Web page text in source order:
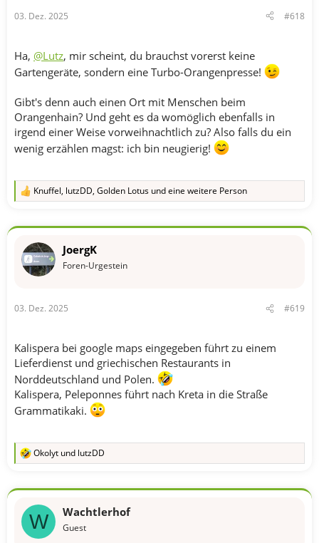
:
03. Dez. 2025 #618
Ha, @Lutz, mir scheint, du brauchst vorerst keine
Gartengeräte, sondern eine Turbo-Orangenpresse!
Gibt's denn auch einen Ort mit Menschen beim
Orangenhain? Und geht es da womöglich ebenfalls in
irgend einer Weise vorweihnachtlich zu? Also falls du ein
wenig erzählen magst: ich bin neugierig!
R
k
o
:
Knuffel, lutzDD, Golden Lotus und eine weitere Person
JoergK
Foren-Urgestein
03. Dez. 2025 #619
Kalispera bei google maps eingegeben führt zu einem
Lieferdienst und griechischen Restaurants in
Norddeutschland und Polen.
Kalispera, Peleponnes führt nach Kreta in die Straße
Grammatikaki.
R
k
o
Okolyt und lutzDD
W Wachtlerhof
Guest